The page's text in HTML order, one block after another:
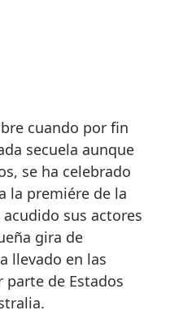
cuando por fin
secuela aunque
se ha celebrado
la premiére de la
sus actores
gira de
llevado en las
de Estados